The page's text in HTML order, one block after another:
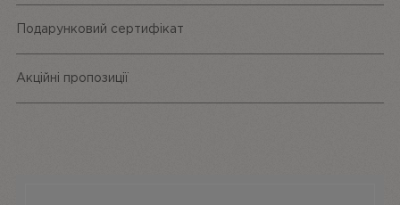
Подарунковий сертифікат
Акційні пропозиції